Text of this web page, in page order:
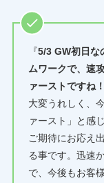
『5/3 GW初日な
ムワークで、速
ァーストですね！
大変うれしく、
ァースト」と感
ご期待にお応え
る事です。迅速
で、今後もお客